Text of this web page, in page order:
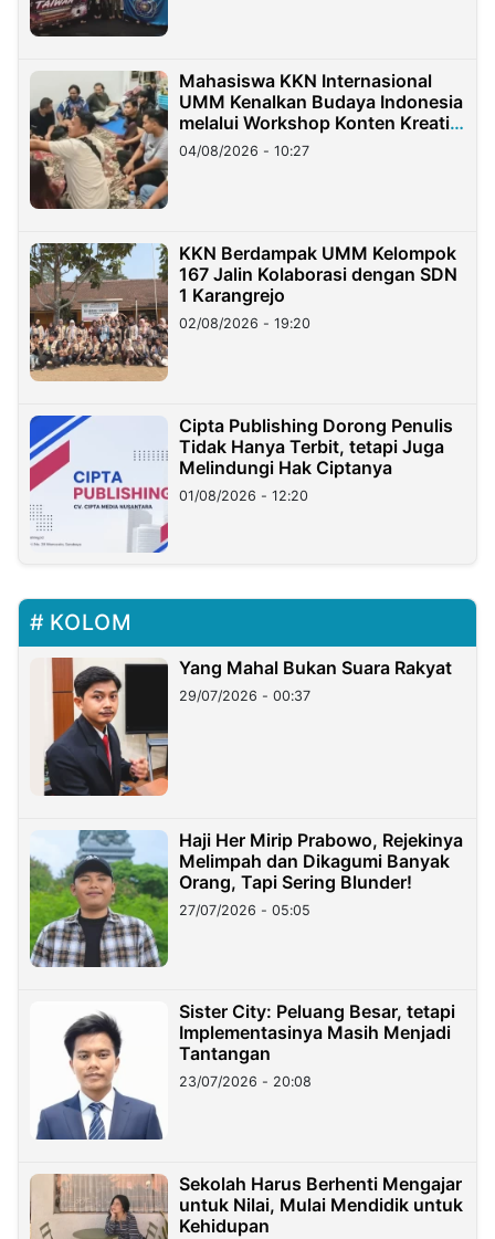
Mahasiswa KKN Internasional
UMM Kenalkan Budaya Indonesia
melalui Workshop Konten Kreatif
di Taiwan
04/08/2026 - 10:27
KKN Berdampak UMM Kelompok
167 Jalin Kolaborasi dengan SDN
1 Karangrejo
02/08/2026 - 19:20
Cipta Publishing Dorong Penulis
Tidak Hanya Terbit, tetapi Juga
Melindungi Hak Ciptanya
01/08/2026 - 12:20
KOLOM
Yang Mahal Bukan Suara Rakyat
29/07/2026 - 00:37
Haji Her Mirip Prabowo, Rejekinya
Melimpah dan Dikagumi Banyak
Orang, Tapi Sering Blunder!
27/07/2026 - 05:05
Sister City: Peluang Besar, tetapi
Implementasinya Masih Menjadi
Tantangan
23/07/2026 - 20:08
Sekolah Harus Berhenti Mengajar
untuk Nilai, Mulai Mendidik untuk
Kehidupan